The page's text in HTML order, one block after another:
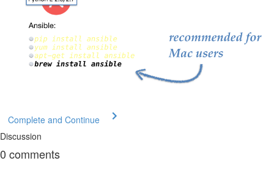
Complete and Continue
Discussion
0 comments